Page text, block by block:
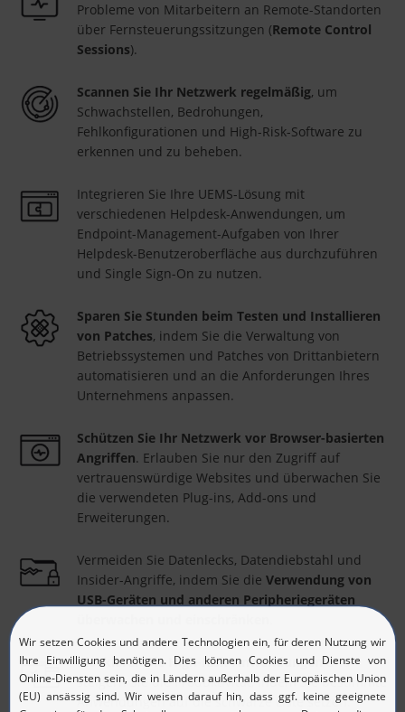
Probleme von Mitarbeitern an Remote-Standorten
über Fernsteuerungssitzungen (Remote Control
Sessions).
Scannen Sie Ihr Netzwerk regelmäßig, um
Schwachstellen, Bedrohungen,
Fehlkonfigurationen und High-Risk-Software zu
erkennen und zu beheben.
Integrieren Sie Ihre UEMS-Lösung mit
verschiedenen Helpdesk-Anwendungen, um
Endpoint-Management-Aufgaben von Ihrer
Helpdesk-Benutzeroberfläche aus durchzuführen
und Single Sign-On zu nutzen.
Sparen Sie Stunden beim Testen und Installieren
von Patches, indem Sie die Verwaltung von
Betriebssystemen und Patches von Drittanbietern
automatisieren und an die Anforderungen Ihres
Unternehmens anpassen.
Schützen Sie Ihr Netzwerk vor Browser-basierten
Angriffen. Erlauben Sie nur den Zugriff auf
vertrauenswürdige Websites und überwachen Sie
die verwendeten Plug-ins, Add-ons und
Erweiterungen.
Vermeiden Sie Datenlecks, Datendiebstahl und
Insider-Angriffe, indem Sie die Verwendung von
USB-Geräten und anderen Peripheriegeräten
Blockieren Sie High-Risk-Anwendungenund
steigern Sie die Produktivität, indem Sie bestimmte
Anwendungen auf die schwarze Liste setzen.